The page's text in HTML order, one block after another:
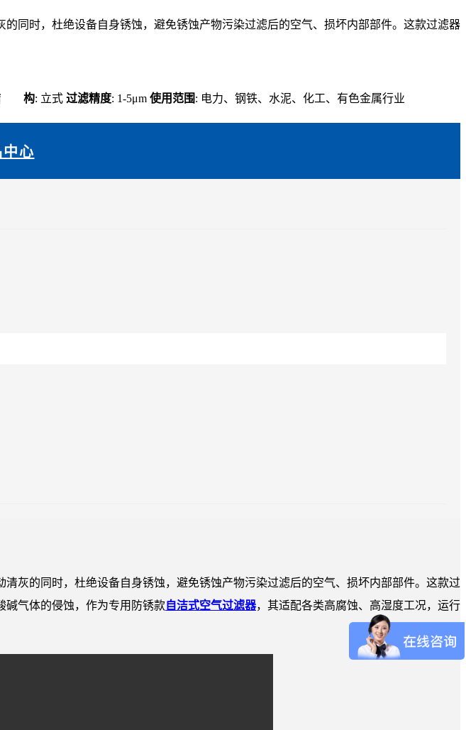
同时，杜绝设备自身锈蚀，避免锈蚀产物污染过滤后的空气、损坏内部部件。这款过滤器
构: 立式 过滤精度: 1-5μm 使用范围: 电力、钢铁、水泥、化工、有色金属行业
心
灰的同时，杜绝设备自身锈蚀，避免锈蚀产物污染过滤后的空气、损坏内部部件。这款过
碱气体的侵蚀，作为专用防锈款自洁式空气过滤器，其适配各类高腐蚀、高湿度工况，运行